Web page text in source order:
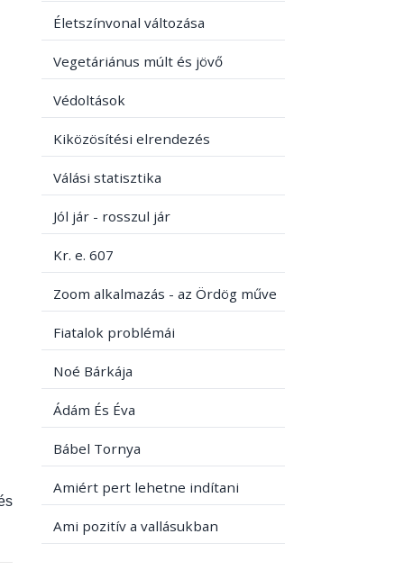
Életszínvonal változása
Vegetáriánus múlt és jövő
Védoltások
Kiközösítési elrendezés
Válási statisztika
Jól jár - rosszul jár
Kr. e. 607
Zoom alkalmazás - az Ördög műve
Fiatalok problémái
Noé Bárkája
Ádám És Éva
Bábel Tornya
Amiért pert lehetne indítani
Ami pozitív a vallásukban